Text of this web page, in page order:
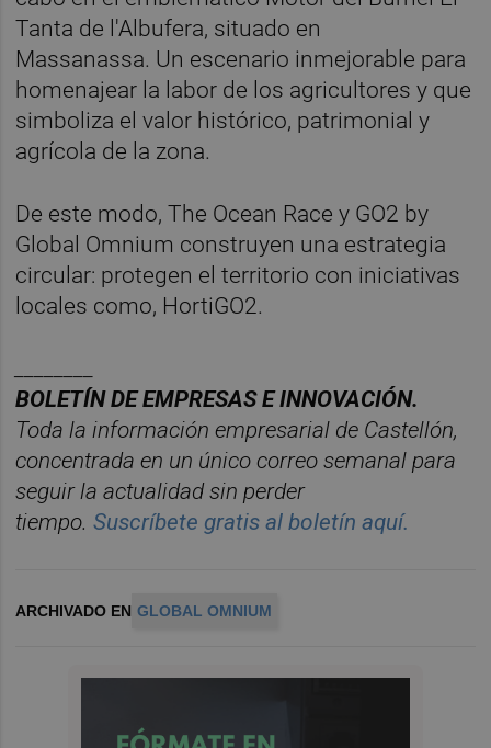
Tanta de l'Albufera, situado en
Massanassa. Un escenario inmejorable para
homenajear la labor de los agricultores y que
simboliza el valor histórico, patrimonial y
agrícola de la zona.
De este modo, The Ocean Race y GO2 by
Global Omnium construyen una estrategia
circular: protegen el territorio con iniciativas
locales como, HortiGO2.
BOLETÍN DE EMPRESAS E INNOVACIÓN.
Toda la información empresarial de Castellón,
concentrada en un único correo semanal para
seguir la actualidad sin perder
tiempo.Suscríbete gratis al boletín aquí.
ARCHIVADO EN GLOBAL OMNIUM